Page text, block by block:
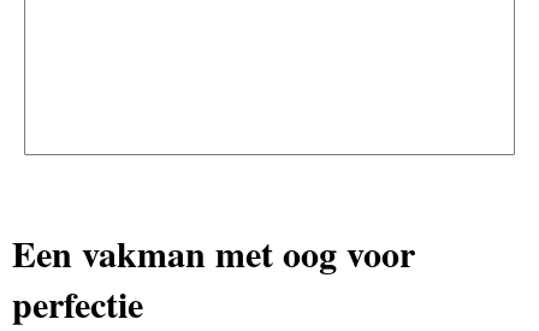
Een vakman met oog voor
perfectie